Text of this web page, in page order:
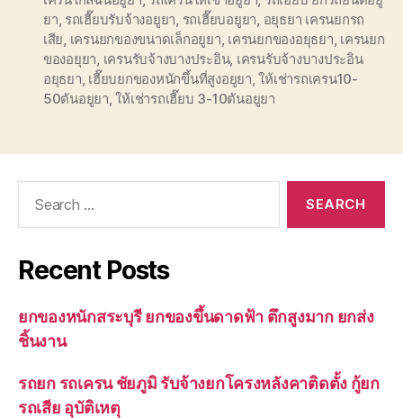
ยา รถเฮี๊ยบรับจ้างอยูยา รถเฮี๊ยบอยูยา อยุธยา เครนยกรถ
เสีย เครนยกของขนาดเล็กอยูยา เครนยกของอยุธยา เครนยก
ของอยุยา เครนรับจ้างบางประอิน, เครนรับจ้างบางประอิน
อยุธยา เฮี๊ยบยกของหนักขึ้นที่สูงอยูยา ,ให้เช่ารถเครน10-
50ตันอยูยา ,ให้เช่ารถเฮี๊ยบ 3-10ตันอยูยา
Recent Posts
ยกของหนักสระบุรี ยกของขึ้นดาดฟ้า ตึกสูงมาก ยกส่ง
ชิ้นงาน
รถยก รถเครน ชัยภูมิ รับจ้างยกโครงหลังคาติดตั้ง กู้ยก
รถเสีย อุบัติเหตุ